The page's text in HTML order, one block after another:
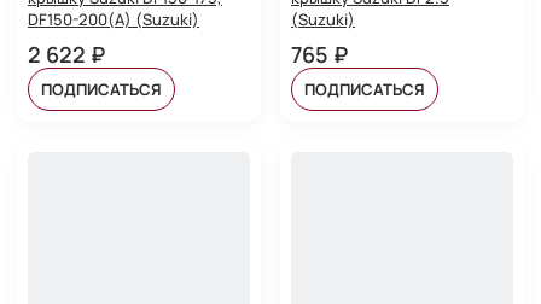
DF150-200(A) (Suzuki)
2 622 ₽
ПОДПИСАТЬСЯ
(Suzuki)
765 ₽
ПОДПИСАТЬСЯ